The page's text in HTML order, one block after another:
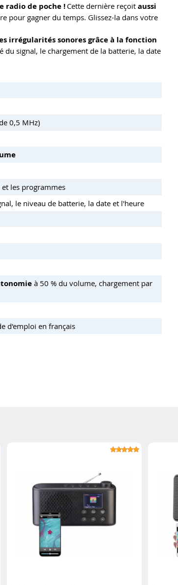
radio de poche ! Cette dernière reçoit aussi
pour gagner du temps. Glissez-la dans votre
irrégularités sonores grâce à la fonction
du signal, le chargement de la batterie, la date
0,5 MHz)
les programmes
le niveau de batterie, la date et l'heure
à 50 % du volume, chargement par
d'emploi en français